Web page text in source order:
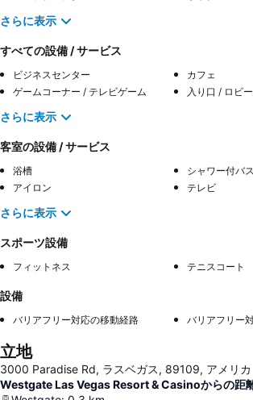
さらに表示
すべての設備 / サービス
ビジネスセンター
カフェ
ゲームコーナー / テレビゲーム
入り口 / ロビー
さらに表示
客室の設備 / サービス
浴槽
シャワー付バ
アイロン
テレビ
さらに表示
スポーツ設備
フィットネス テニスコート
設備
バリアフリー対応の移動経路 バリアフリー
立地
3000 Paradise Rd, ラスベガス, 89109, アメリカ
Westgate Las Vegas Resort & Casinoからの距